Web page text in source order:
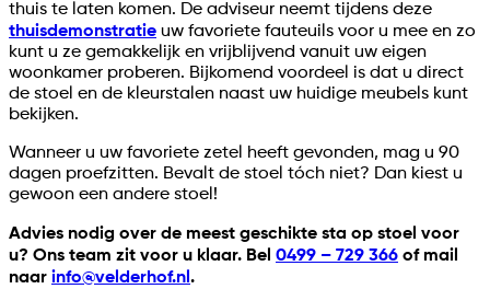
thuis te laten komen. De adviseur neemt tijdens deze
thuisdemonstratie uw favoriete fauteuils voor u mee en zo
kunt u ze gemakkelijk en vrijblijvend vanuit uw eigen
woonkamer proberen. Bijkomend voordeel is dat u direct
de stoel en de kleurstalen naast uw huidige meubels kunt
bekijken.
Wanneer u uw favoriete zetel heeft gevonden, mag u 90
dagen proefzitten. Bevalt de stoel tóch niet? Dan kiest u
gewoon een andere stoel!
Advies nodig over de meest geschikte sta op stoel voor
u? Ons team zit voor u klaar. Bel 0499 – 729 366 of mail
naar info@velderhof.nl .